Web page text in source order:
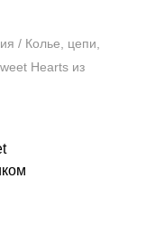
/ Колье, цепи,
Hearts из